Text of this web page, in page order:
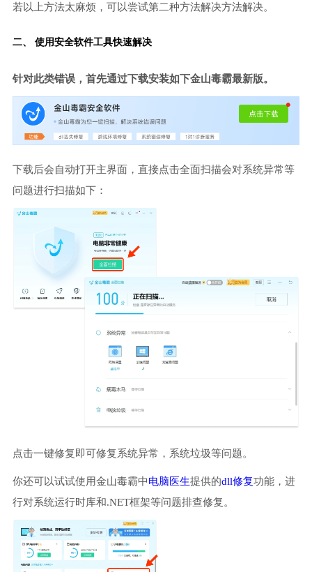
若以上方法太麻烦，可以尝试第二种方法解决方法解决。
二、 使用安全软件工具快速解决
针对此类错误，首先通过下载安装如下金山毒霸最新版。
下载后会自动打开主界面，直接点击全面扫描会对系统异常等
问题进行扫描如下：
点击一键修复即可修复系统异常，系统垃圾等问题。
你还可以试试使用金山毒霸中电脑医生提供的dll修复功能，进
行对系统运行时库和.NET框架等问题排查修复。